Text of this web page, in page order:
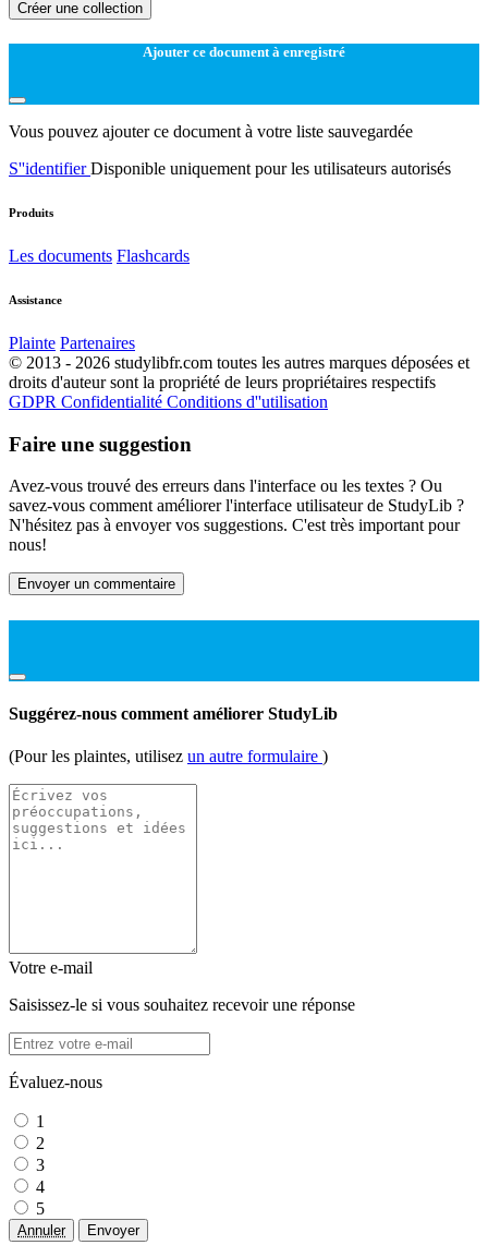
Créer une collection
Ajouter ce document à enregistré
Vous pouvez ajouter ce document à votre liste sauvegardée
S''identifierDisponible uniquement pour les utilisateurs autorisés
Produits
Les documents Flashcards
Assistance
Plainte Partenaires
© 2013 - 2026 studylibfr.com toutes les autres marques déposées et
droits d'auteur sont la propriété de leurs propriétaires respectifs
GDPR Confidentialité Conditions d''utilisation
Faire une suggestion
Avez-vous trouvé des erreurs dans l'interface ou les textes ? Ou
savez-vous comment améliorer l'interface utilisateur de StudyLib ?
N'hésitez pas à envoyer vos suggestions. C'est très important pour
nous!
Envoyer un commentaire
Suggérez-nous comment améliorer StudyLib
(Pour les plaintes, utilisez un autre formulaire )
Votre e-mail
Saisissez-le si vous souhaitez recevoir une réponse
Évaluez-nous
1
2
3
4
5
Annuler Envoyer